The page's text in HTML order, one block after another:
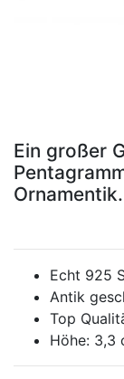
Ein großer
Ornamentik.
Echt 925
Antik
Top
Höhe: 3,3